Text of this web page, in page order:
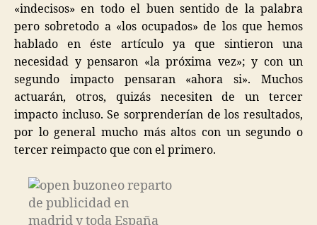
«indecisos» en todo el buen sentido de la palabra
pero sobretodo a «los ocupados» de los que hemos
hablado en éste artículo ya que sintieron una
necesidad y pensaron «la próxima vez»; y con un
segundo impacto pensaran «ahora si». Muchos
actuarán, otros, quizás necesiten de un tercer
impacto incluso. Se sorprenderían de los resultados,
por lo general mucho más altos con un segundo o
tercer reimpacto que con el primero.